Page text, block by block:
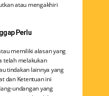
atau mengakhiri
Perlu
memiliki alasan yang
telah melakukan
tindakan lainnya yang
dan Ketentuan ini
undangan yang